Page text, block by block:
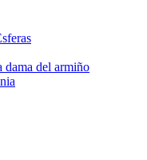
dama del armiño